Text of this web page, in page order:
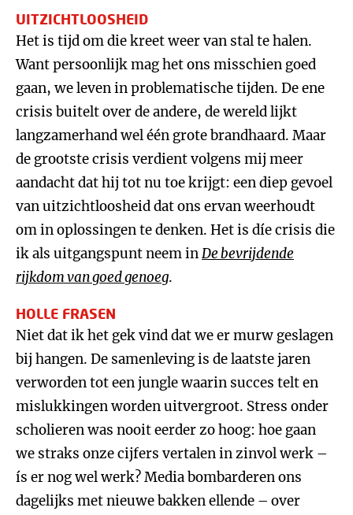
UITZICHTLOOSHEID
Het is tijd om die kreet weer van stal te halen.
Want persoonlijk mag het ons misschien goed
gaan, we leven in problematische tijden. De ene
crisis buitelt over de andere, de wereld lijkt
langzamerhand wel één grote brandhaard. Maar
de grootste crisis verdient volgens mij meer
aandacht dat hij tot nu toe krijgt: een diep gevoel
van uitzichtloosheid dat ons ervan weerhoudt
om in oplossingen te denken. Het is díe crisis die
ik als uitgangspunt neem inDe bevrijdende
rijkdom van goed genoeg.
HOLLE FRASEN
Niet dat ik het gek vind dat we er murw geslagen
bij hangen. De samenleving is de laatste jaren
verworden tot een jungle waarin succes telt en
mislukkingen worden uitvergroot. Stress onder
scholieren was nooit eerder zo hoog: hoe gaan
we straks onze cijfers vertalen in zinvol werk –
ís er nog wel werk? Media bombarderen ons
dagelijks met nieuwe bakken ellende – over